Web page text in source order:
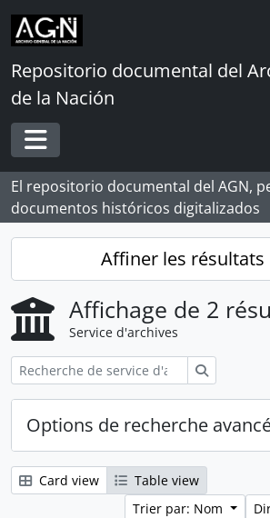
Skip to main content
Repositorio documental del
de la Nación
Toggle navigation
El repositorio documental del AGN,
documentos históricos digitalizados
Affiner les résultats
Affichage de 2
Service d'archives
Options de recherche
Card view
Table view
Trier par: Nom